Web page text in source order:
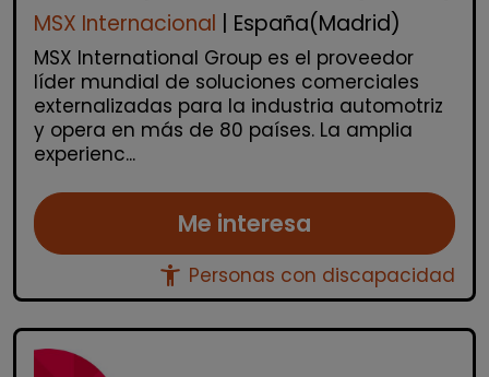
MSX Internacional | España(Madrid)
MSX International Group es el proveedor
líder mundial de soluciones comerciales
externalizadas para la industria automotriz
y opera en más de 80 países. La amplia
experienc...
Me interesa
accessibility_new Personas con discapacidad